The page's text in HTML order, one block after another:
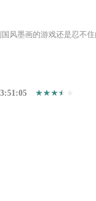
风墨画的游戏还是忍不